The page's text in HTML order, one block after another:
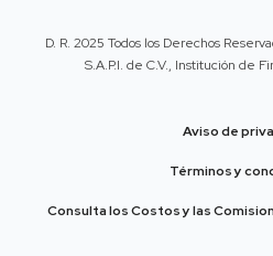
D. R. 2025 Todos los Derechos
S.A.P.I. de C.V., Institución de
Aviso de
Términos y
Consulta los Costos y las